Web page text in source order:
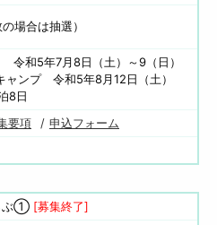
場合は抽選）
和5年7月8日（土）～9（日）
ャンプ 令和5年8月12日（土）
8日
要項
申込フォーム
ぶ① [募集終了]